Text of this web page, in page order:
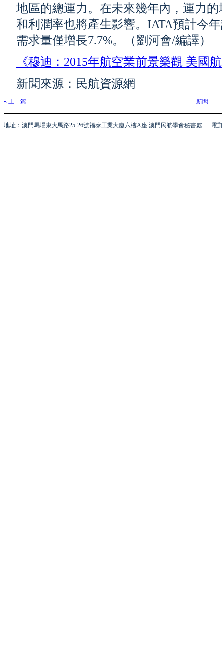
地區的總運力。在未來幾年內，運力
和利潤率也將產生影響。IATA預計今
需求量僅增長7.7%。（劉河會/編譯）
《穆迪：2015年航空業前景樂觀 美國
新聞來源：民航資源網
« 上一篇 新聞
地址：澳門馬場東大馬路25-26號福泰工業大廈六樓A座 澳門民航學會秘書處 電